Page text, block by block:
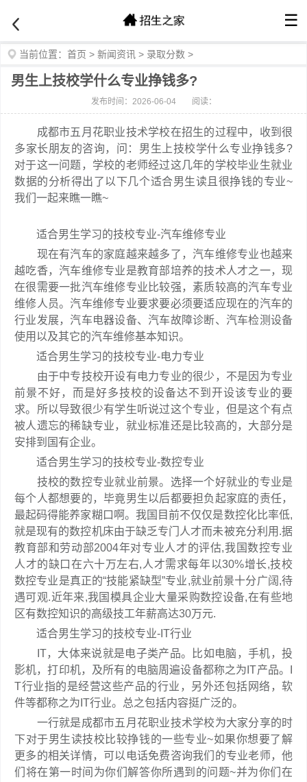
☰
当前位置： 首页 > 新闻资讯 > 录取分数 >
男生上技校学什么专业挣钱多?
发布时间：2026-06-04 阅读：
成都市五月花职业技术学校在招生的过程中，收到很
多家长朋友的咨询，问：男生上技校学什么专业挣钱多?
对于这一问题，学校的老师经过这几年的学校毕业生就业
数据的分析得出了以下几个适合男生读且很挣钱的专业~
我们一起来瞧一瞧~
适合男生学习的技校专业-汽车维修专业
现在有汽车的家庭越来越多了，汽车维修专业也越来
越吃香，汽车维修专业是教育部培养的技术人才之一，现
在很需要一批汽车维修专业比较强，素质较高的汽车专业
维修人员。汽车维修专业要求要必须要适应现在的汽车的
行业发展，汽车电器设备、汽车故障诊断、汽车检测设备
使用以及其它的汽车维修基本知识。
适合男生学习的技校专业-电力专业
由于中专技校开设有电力专业的很少，不是因为专业
前景不好，而是好多技校的设备达不到开设该专业的要
求。所以导致很少有学生听说过这个专业，但是这个有点
被人遗忘的稀缺专业，就业标准还是比较高的，大部分是
安排到国有企业。
适合男生学习的技校专业-数控专业
技校的数控专业就业前景。选择一个好就业的专业是
每个人都想要的，毕竟男生以后都要担负起家庭的责任，
最起码得能养家糊口啊。我国目前不仅仅是数控化比率低,
就是现有的数控机床由于缺乏专门人才而未被充分利用.据
教育部和劳动部2004年对专业人才的评估,我国数控专业
人才的缺口在六十万左右,人才需求每年以30%增长,技校
数控专业是真正的“技能紧缺型”专业,就业前景十分广阔,待
遇可观.近年来,我国模具企业大量采购数控设备,在有些地
区有数控知识的高级技工年薪高达30万元.
适合男生学习的技校专业-IT行业
IT，大体来说就是电子类产品。比如电脑，手机，投
影机，打印机，及所有的电脑周遍设备都称之为IT产品。I
T行业指的是经营这些产品的行业，另外还包括网络，软
件等都称之为IT行业。总之包括内容挺广泛的。
一行就是成都市五月花职业技术学校为大家分享的时
下对于男生读技校比较挣钱的一些专业~如果你想要了解
更多的相关详情，可以电话免费咨询我们的专业老师，他
们将在第一时间为你们解答你所遇到的问题~并为你们在